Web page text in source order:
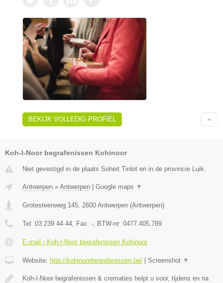
BEKIJK VOLLEDIG PROFIEL
Koh-I-Noor begrafenissen Kohinoor
Niet gevestigd in de plaats Soheit Tinlot en in de provincie Luik.
Antwerpen » Antwerpen | Google maps ▼
Grotesteenweg 145 2600 Antwerpen (Antwerpen)
Tel: 03 239 44 44 , Fax: - , BTW-nr: 0477.405.789
E-mail › Koh-I-Noor begrafenissen Kohinoor
Website: http://kohinoorbegrafenissen.be/ | Screenshot ▼
Koh-I-Noor begrafenissen & crematies helpt u voor, tijdens en na